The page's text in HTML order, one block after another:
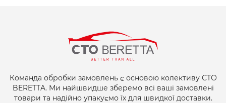
Команда обробки замовлень є основою колективу СТО
BERETTA. Ми найшвидше зберемо всі ваші замовлені
товари та надійно упакуємо їх для швидкої доставки.